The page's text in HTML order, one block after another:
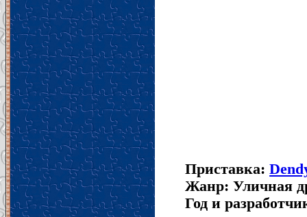
Приставка:
Жанр: Уличная
Год и